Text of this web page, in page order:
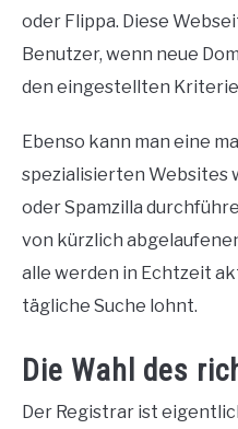
oder Flippa. Diese
Benutzer, wenn neue
den eingestellten
Ebenso kann man eine
spezialisierten Websites
oder Spamzilla
von kürzlich
alle werden in Echtzeit
tägliche Suche lohnt.
Die Wahl des
Der Registrar ist